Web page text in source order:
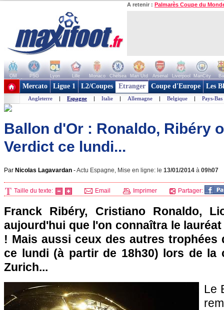
A retenir : Palmarès Coupe du
OM PSG Lyon Lille Monaco Chelsea Man Utd Arsenal Liverpool ManCity
+ de clubs
Mercato Ligue 1 L2/Coupes Etranger Coupe d'Europe Les
Angleterre | Espagne | Italie | Allemagne | Belgique | Pays-Bas
Ballon d'Or : Ronaldo, Ribéry
Verdict ce lundi...
Par Nicolas Lagavardan -Actu Espagne, Mise en ligne: le 13/01/2014 à 09h07
Taille du texte: Email Imprimer Partager:
Franck Ribéry, Cristiano Ronaldo,
aujourd'hui que l'on connaîtra le
! Mais aussi ceux des autres trophées
ce lundi (à partir de 18h30) lors de la
Zurich...
Le